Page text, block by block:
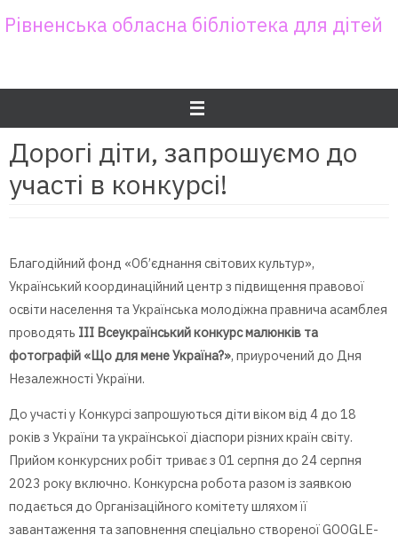
toРівненська обласна бібліотека для дітей
Дорогі діти, запрошуємо до
участі в конкурсі!
Благодійний фонд «Об’єднання світових культур»,
Український координаційний центр з підвищення правової
освіти населення та Українська молодіжна правнича асамблея
проводять ІІІ Всеукраїнський конкурс малюнків та
фотографій «Що для мене Україна?», приурочений до Дня
Незалежності України.
До участі у Конкурсі запрошуються діти віком від 4 до 18
років з України та української діаспори різних країн світу.
Прийом конкурсних робіт триває з 01 серпня до 24 серпня
2023 року включно. Конкурсна робота разом із заявкою
подається до Організаційного комітету шляхом її
завантаження та заповнення спеціально створеної GOOGLE-